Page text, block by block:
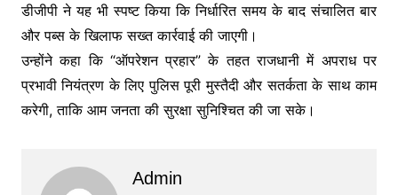
डीजीपी ने यह भी स्पष्ट किया कि निर्धारित समय के बाद संचालित बार
और पब्स के खिलाफ सख्त कार्रवाई की जाएगी।
उन्होंने कहा कि “ऑपरेशन प्रहार” के तहत राजधानी में अपराध पर
प्रभावी नियंत्रण के लिए पुलिस पूरी मुस्तैदी और सतर्कता के साथ काम
करेगी, ताकि आम जनता की सुरक्षा सुनिश्चित की जा सके।
Admin